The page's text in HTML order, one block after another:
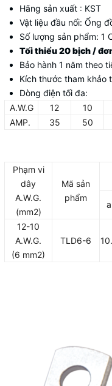
Hãng sản xuất : KST
Vật liệu đầu nối: Ống
Số lượng sản phẩm: 1
Tối thiểu 20 bịch /
Bảo hành 1 năm theo
Kích thước tham khảo
Dòng điện tối đa:
A.W.G
12 10
AMP.
35 50
Phạm vi
dây
A.W.G.
(mm2)
Mã sản
phẩm
a
12-10
A.W.G.
(6 mm2)
TLD6-6